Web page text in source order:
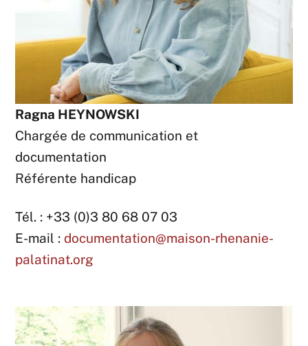
Ragna HEYNOWSKI
Chargée de communication et
documentation
Référente handicap
Tél. : +33 (0)3 80 68 07 03
E-mail : documentation@maison-rhenanie-
palatinat.org